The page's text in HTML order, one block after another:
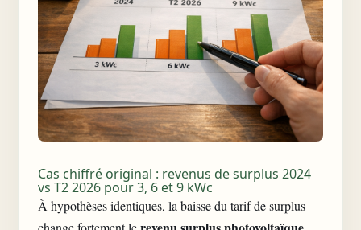
Cas chiffré original : revenus de surplus 2024
vs T2 2026 pour 3, 6 et 9 kWc
À hypothèses identiques, la baisse du tarif de surplus